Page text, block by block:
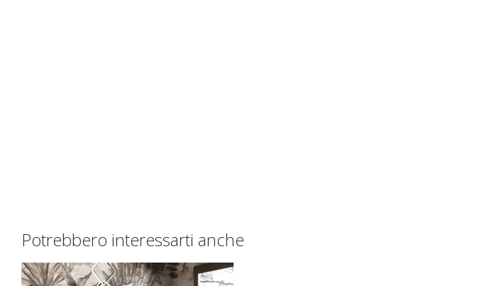
Potrebbero interessarti anche